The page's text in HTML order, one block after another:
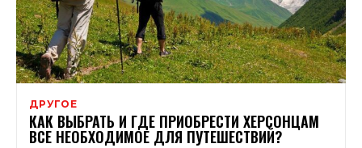
ДРУГОЕ
КАК ВЫБРАТЬ И ГДЕ ПРИОБРЕСТИ ХЕРСОНЦАМ
ВСЕ НЕОБХОДИМОЕ ДЛЯ ПУТЕШЕСТВИЙ?